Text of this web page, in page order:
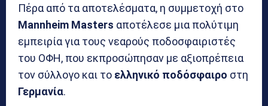
Πέρα από τα αποτελέσματα, η συμμετοχή στο
Mannheim Masters αποτέλεσε μια πολύτιμη
εμπειρία για τους νεαρούς ποδοσφαιριστές
του ΟΦΗ, που εκπροσώπησαν με αξιοπρέπεια
τον σύλλογο και το ελληνικό ποδόσφαιρο στη
Γερμανία.